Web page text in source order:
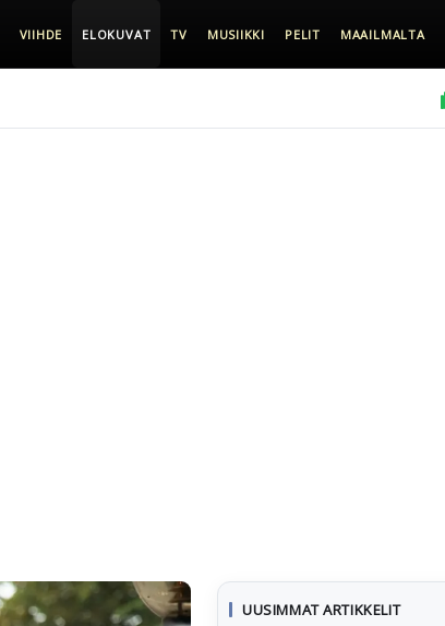
VIIHDE ELOKUVAT TV MUSIIKKI PELIT MAAILMALTA
UUSIMMAT ARTIKKELIT